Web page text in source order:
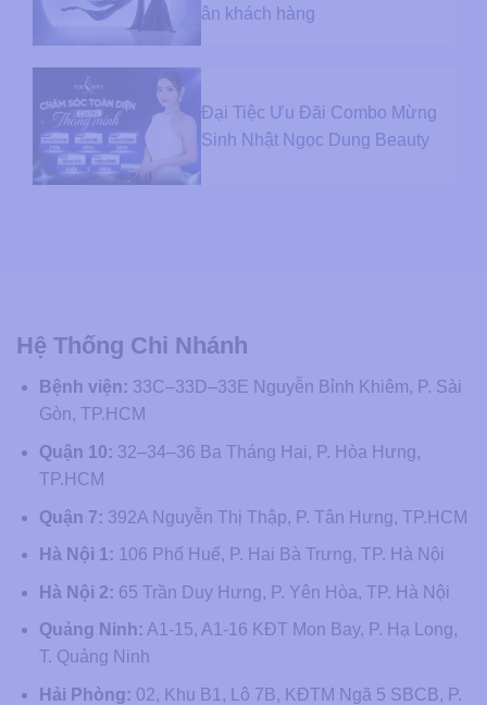
ân khách hàng
Đại Tiệc Ưu Đãi Combo Mừng
Sinh Nhật Ngọc Dung Beauty
Hệ Thống Chi Nhánh
Bệnh viện: 33C–33D–33E Nguyễn Bỉnh Khiêm, P. Sài
Gòn, TP.HCM
Quận 10: 32–34–36 Ba Tháng Hai, P. Hòa Hưng,
TP.HCM
Quận 7: 392A Nguyễn Thị Thập, P. Tân Hưng, TP.HCM
Hà Nội 1: 106 Phố Huế, P. Hai Bà Trưng, TP. Hà Nội
Hà Nội 2: 65 Trần Duy Hưng, P. Yên Hòa, TP. Hà Nội
Quảng Ninh: A1-15, A1-16 KĐT Mon Bay, P. Hạ Long,
T. Quảng Ninh
Hải Phòng: 02, Khu B1, Lô 7B, KĐTM Ngã 5 SBCB, P.